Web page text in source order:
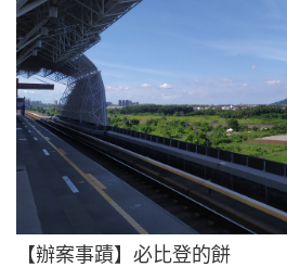
【辦案事蹟】必比登的餅